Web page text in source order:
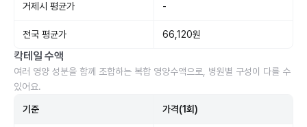
거제시 평균가 -
전국 평균가 66,120원
칵테일 수액
여러 영양 성분을 함께 조합하는 복합 영양수액으로, 병원별 구성이 다를 수
있어요.
기준 가격(1회)